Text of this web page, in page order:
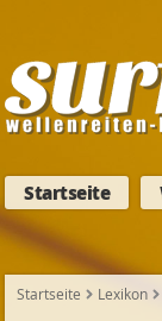
Startseite
Startseite Lexikon